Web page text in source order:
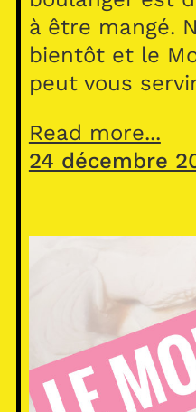
à être mangé.
bientôt et le
peut vous
Read more...
24 décembre